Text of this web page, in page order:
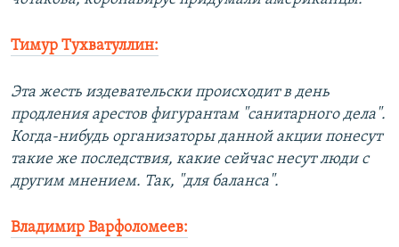
Тимур Тухватуллин:
Эта жесть издевательски происходит в день
продления арестов фигурантам "санитарного дела".
Когда-нибудь организаторы данной акции понесут
такие же последствия, какие сейчас несут люди с
другим мнением. Так, "для баланса".
Владимир Варфоломеев: